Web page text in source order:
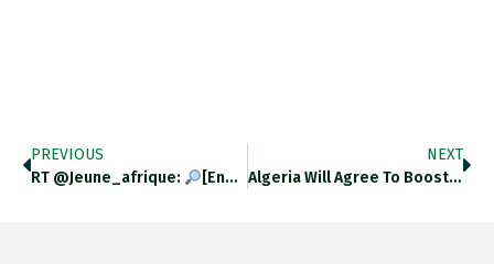
PREVIOUS
RT @jeune_afrique:
[Enquête] Marchands D’armes : #enquête Sur Les Trois Figures-Clés D’un Business Opaque
NEXT
Algeria Will Agree To Boost Gas Exports To Italy By 50% As Part Of A Deal That Will Be Signed